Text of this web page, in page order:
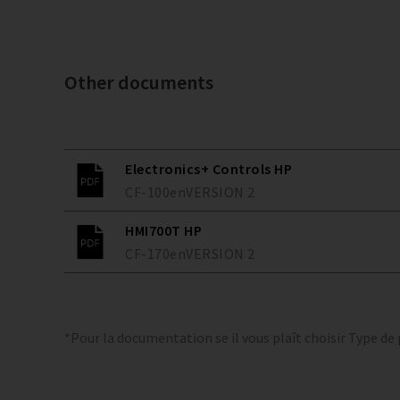
Other documents
Electronics+ Controls HP
CF-100enVERSION 2
HMI700T HP
CF-170enVERSION 2
*Pour la documentation se il vous plaît choisir Type de